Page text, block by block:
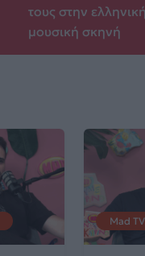
τους στην ελληνική
μουσική σκηνή
Mad